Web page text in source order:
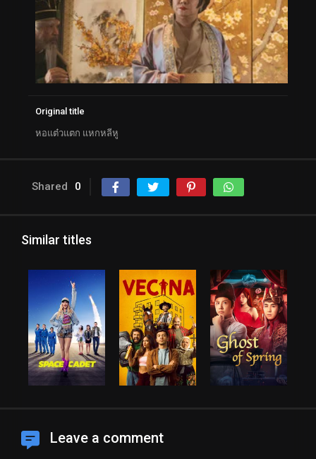
Original title
หอแต๋วแตก แหกหลีหู
Shared 0
Similar titles
Leave a comment